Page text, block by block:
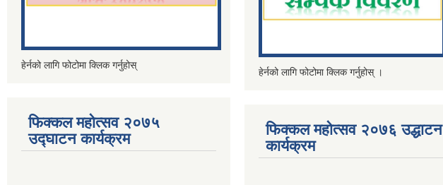
हेर्नको लागि फोटोमा क्लिक गर्नुहोस्
फिक्कल महोत्सव २०७५
उद्घाटन कार्यक्रम
हेर्नको लागि फोटोमा क्लिक गर्नुहोस् ।
फिक्कल महोत्सव २०७६ उद्धाटन
कार्यक्रम